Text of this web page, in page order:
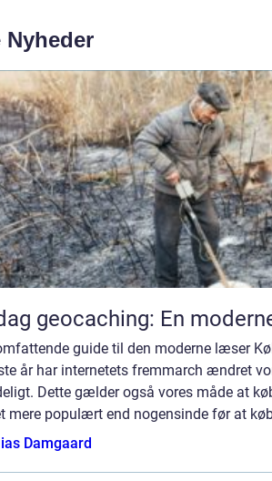
Nyheder
geocaching: En
guide til den moderne læser
år har internetets fremmarch ændret
Dette gælder også vores måde at
mere populært end nogensinde før at
Damgaard